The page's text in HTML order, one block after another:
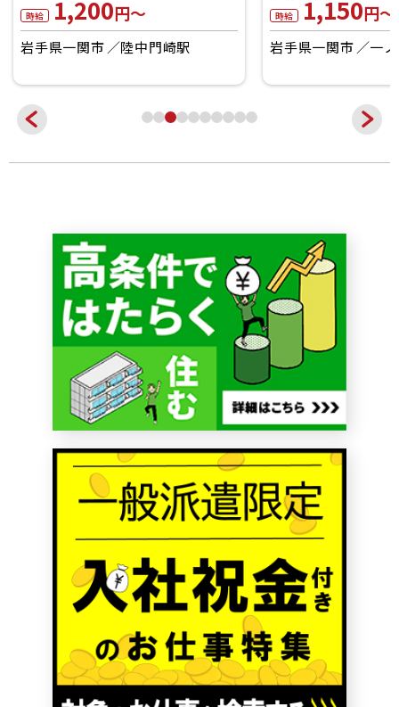
時給 1,200円～
岩手県一関市 陸中門崎駅
時給 1,150円～
岩手県一関市 一